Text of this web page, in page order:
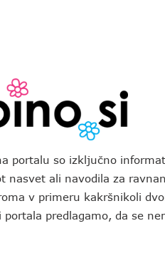
portalu so izključno
nasvet ali navodila za
v primeru kakršnikoli
predlagamo, da se